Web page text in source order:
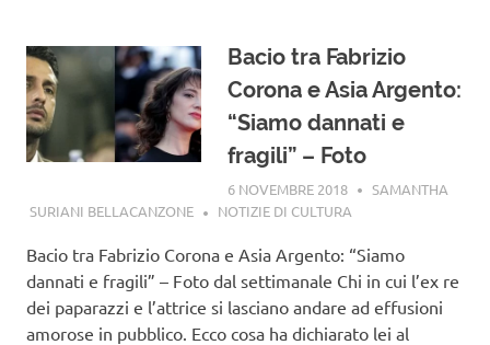
Bacio tra Fabrizio
Corona e Asia Argento:
“Siamo dannati e
fragili” – Foto
6 NOVEMBRE 2018
SAMANTHA
SURIANI BELLACANZONE
NOTIZIE DI CULTURA
Bacio tra Fabrizio Corona e Asia Argento: “Siamo
dannati e fragili” – Foto dal settimanale Chi in cui l’ex re
dei paparazzi e l’attrice si lasciano andare ad effusioni
amorose in pubblico. Ecco cosa ha dichiarato lei al